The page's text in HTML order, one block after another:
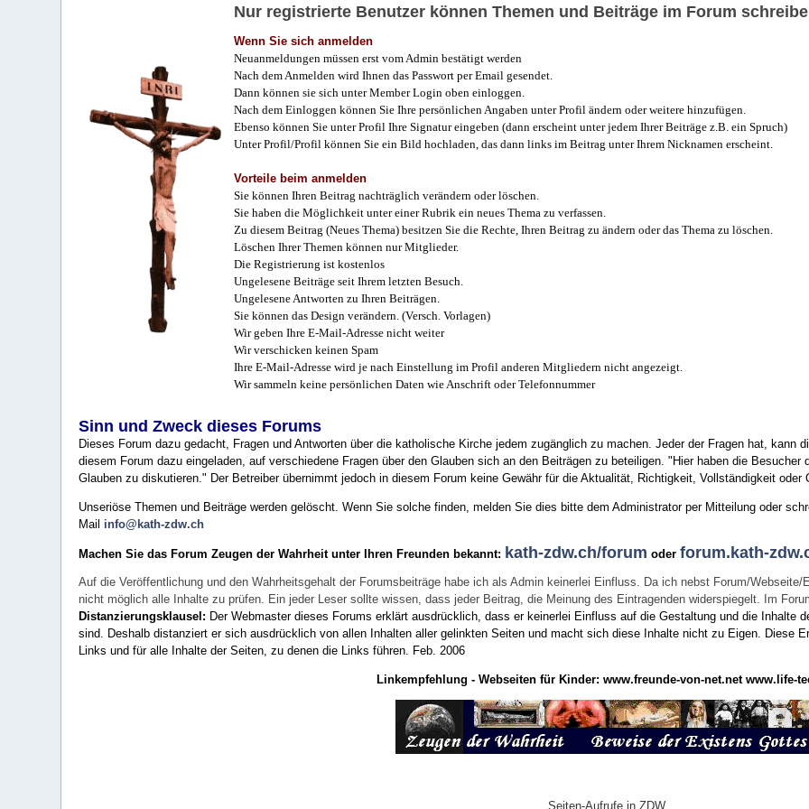
Nur registrierte Benutzer können Themen und Beiträge im Forum
Wenn Sie sich anmelden
Neuanmeldungen müssen erst vom Admin bestätigt werden
Nach dem Anmelden wird Ihnen das Passwort per Email gesendet.
Dann können sie sich unter Member Login oben einloggen.
Nach dem Einloggen können Sie Ihre persönlichen Angaben unter Profil ändern oder weitere hinzufügen.
Ebenso können Sie unter Profil Ihre Signatur eingeben (dann erscheint unter jedem Ihrer Beiträge z.B. ein Spruch)
Unter Profil/Profil können Sie ein Bild hochladen, das dann links im Beitrag unter Ihrem Nicknamen erscheint.
Vorteile beim anmelden
Sie können Ihren Beitrag nachträglich verändern oder löschen.
Sie haben die Möglichkeit unter einer Rubrik ein neues Thema zu verfassen.
Zu diesem Beitrag (Neues Thema) besitzen Sie die Rechte, Ihren Beitrag zu ändern oder das Thema zu löschen.
Löschen Ihrer Themen können nur Mitglieder.
Die Registrierung ist kostenlos
Ungelesene Beiträge seit Ihrem letzten Besuch.
Ungelesene Antworten zu Ihren Beiträgen.
Sie können das Design verändern. (Versch. Vorlagen)
Wir geben Ihre E-Mail-Adresse nicht weiter
Wir verschicken keinen Spam
Ihre E-Mail-Adresse wird je nach Einstellung im Profil anderen Mitgliedern nicht angezeigt.
Wir sammeln keine persönlichen Daten wie Anschrift oder Telefonnummer
Sinn und Zweck dieses Forums
Dieses Forum dazu gedacht, Fragen und Antworten über die katholische Kirche jedem zugänglich zu machen. Jeder der Fragen hat, kann
diesem Forum dazu eingeladen, auf verschiedene Fragen über den Glauben sich an den Beiträgen zu beteiligen. "Hier haben die
Glauben zu diskutieren." Der Betreiber übernimmt jedoch in diesem Forum keine Gewähr für die Aktualität, Richtigkeit, Vollständigkeit
Unseriöse Themen und Beiträge werden gelöscht. Wenn Sie solche finden, melden Sie dies bitte dem Administrator per Mitteilung oder
Mail info@kath-zdw.ch
Machen Sie das Forum Zeugen der Wahrheit unter Ihren Freunden bekannt: kath-zdw.ch/forum oderforum.kath-
Auf die Veröffentlichung und den Wahrheitsgehalt der Forumsbeiträge habe ich als Admin keinerlei Einfluss. Da ich nebst Forum/
nicht möglich alle Inhalte zu prüfen. Ein jeder Leser sollte wissen, dass jeder Beitrag, die Meinung des Eintragenden widerspiegelt. Im
Distanzierungsklausel: Der Webmaster dieses Forums erklärt ausdrücklich, dass er keinerlei Einfluss auf die Gestaltung und die Inhalte
sind. Deshalb distanziert er sich ausdrücklich von allen Inhalten aller gelinkten Seiten und macht sich diese Inhalte nicht zu Eigen. Diese
Links und für alle Inhalte der Seiten, zu denen die Links führen. Feb. 2006
Linkempfehlung - Webseiten für Kinder: www.freunde-von-net.net www.life-
Seiten-Aufrufe in ZDW